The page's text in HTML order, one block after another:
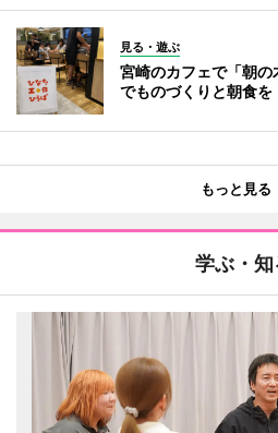
見る・遊ぶ
宮崎のカフェで「朝
でものづくりと朝食を
もっと見る
学ぶ・知